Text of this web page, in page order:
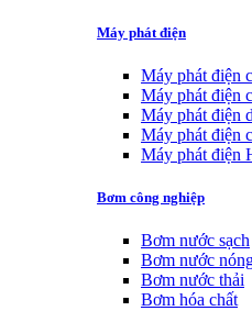
Máy phát điện
Máy phát điện
Máy phát điện
Máy phát điện
Máy phát điện
Máy phát điện
Bơm công nghiệp
Bơm nước sạch
Bơm nước
Bơm nước thải
Bơm hóa chất